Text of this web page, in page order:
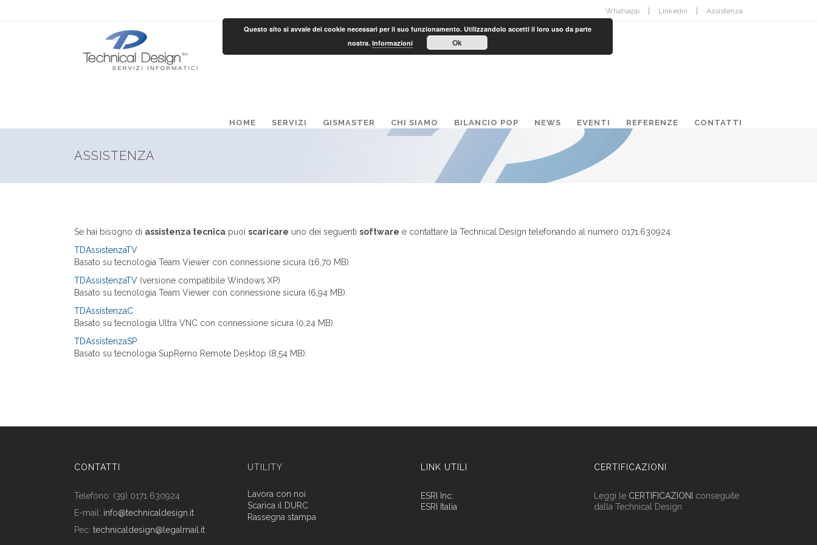
Whatsapp Linkedin Assistenza
HOME SERVIZI GISMASTER CHI SIAMO BILANCIO POP NEWS EVENTI REFERENZE CONTATTI
ASSISTENZA
Se hai bisogno di assistenza tecnica puoi scaricare uno dei seguenti software e contattare la Technical Design telefonando al numero 0171.630924:
TDAssistenzaTV
Basato su tecnologia Team Viewer con connessione sicura (16,70 MB).
TDAssistenzaTV (versione compatibile Windows XP)
Basato su tecnologia Team Viewer con connessione sicura (6,94 MB).
TDAssistenzaC
Basato su tecnologia Ultra VNC con connessione sicura (0,24 MB).
TDAssistenzaSP
Basato su tecnologia SupRemo Remote Desktop (8,54 MB).
CONTATTI
Telefono: (39) 0171 630924
E-mail: info@technicaldesign.it
Pec: technicaldesign@legalmail.it
UTILITY
Lavora con noi
Scarica il DURC
Rassegna stampa
LINK UTILI
ESRI Inc.
ESRI Italia
CERTIFICAZIONI
Leggi le CERTIFICAZIONI
conseguite
dalla Technical Design
Questo sito si avvale dei cookie necessari per il suo funzionamento. Utilizzandolo accetti il loro uso da parte
nostra. Informazioni Ok